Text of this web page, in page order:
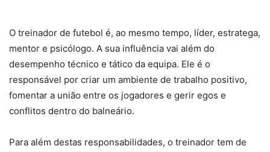
O treinador de futebol é, ao mesmo tempo, líder, estratega,
mentor e psicólogo. A sua influência vai além do
desempenho técnico e tático da equipa. Ele é o
responsável por criar um ambiente de trabalho positivo,
fomentar a união entre os jogadores e gerir egos e
conflitos dentro do balneário.
Para além destas responsabilidades, o treinador tem de